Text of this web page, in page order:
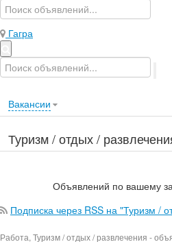
Гагра
Вакансии
Туризм / отдых /
Объявлений по вашему
Подписка через RSS на "Туризм /
Работа, Туризм / отдых / развлечения -